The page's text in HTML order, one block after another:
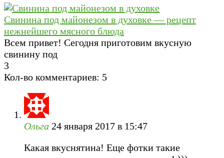
Свинина под майонезом в духовке — рецепт
нежнейшего мясного блюда
Всем привет! Сегодня приготовим вкусную
свинину под
3
Кол-во комментариев: 5
Ольга 24 января 2017 в 15:47
Какая вкуснятина! Еще фотки такие